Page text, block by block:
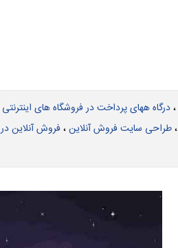
،درگاه ههای پرداخت در فروشگاه های اینترنتی
،طراحی سایت فروش آنلاین، فروش آنلاین